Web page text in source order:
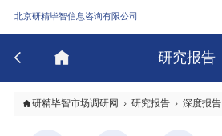
北京研精毕智信息咨询有限公司
研究报告
研精毕智市场调研网 研究报告 深度报告